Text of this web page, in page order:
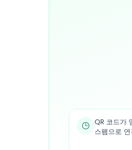
QR 코드가
스팸으로